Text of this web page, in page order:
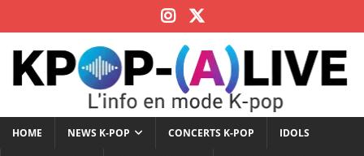
HOME NEWS K-POP CONCERTS K-POP IDOLS